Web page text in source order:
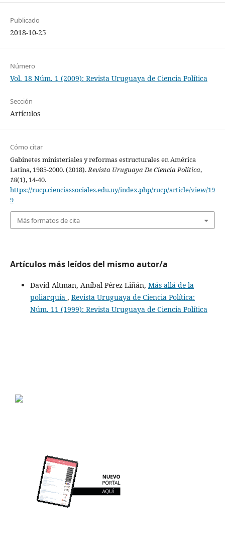
Publicado
2018-10-25
Número
Vol. 18 Núm. 1 (2009): Revista Uruguaya de Ciencia Política
Sección
Artículos
Cómo citar
Gabinetes ministeriales y reformas estructurales en América
Latina, 1985-2000. (2018).Revista Uruguaya De Ciencia Política,
18(1), 14-40.
https://rucp.cienciassociales.edu.uy/index.php/rucp/article/view/19
9
Más formatos de cita
Artículos más leídos del mismo autor/a
David Altman, Aníbal Pérez Liñán, Más allá de la
poliarquía , Revista Uruguaya de Ciencia Política:
Núm. 11 (1999): Revista Uruguaya de Ciencia Política